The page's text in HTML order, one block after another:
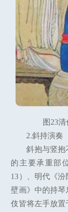
图23
2.斜持演奏
斜抱与竖抱
的主要承重部
13）、明代《
壁画》中的持
伎皆将左手放